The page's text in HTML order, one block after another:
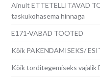
Ainult ETTETELLITAVAD
taskukohasema hinnaga
E171-VABAD TOOTED
Kõik PAKENDAMISEKS/
Kõik torditegemiseks vajalik